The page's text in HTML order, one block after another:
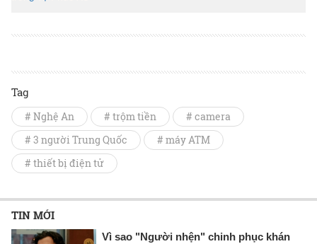
Tag
# Nghệ An # trộm tiền
# camera
# 3 người Trung Quốc
# máy ATM
# thiết bị điện tử
TIN MỚI
Vì sao "Người nhện" chinh phục khán